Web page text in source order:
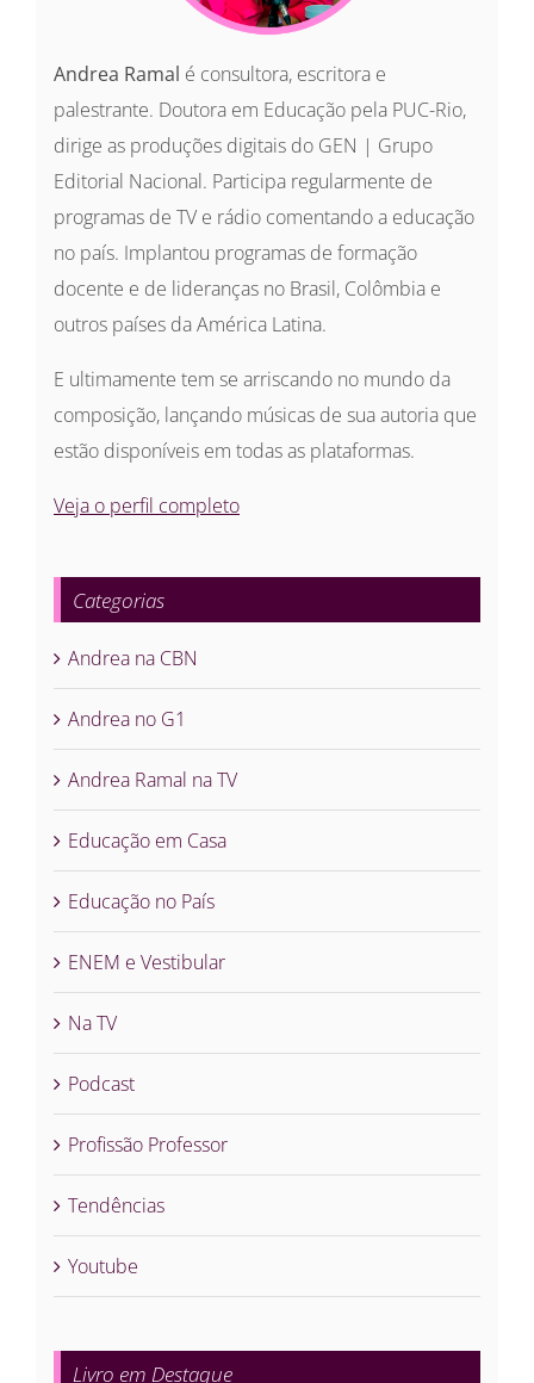
Andrea Ramal é consultora, escritora e
palestrante. Doutora em Educação pela PUC-Rio,
dirige as produções digitais do GEN | Grupo
Editorial Nacional. Participa regularmente de
programas de TV e rádio comentando a educação
no país. Implantou programas de formação
docente e de lideranças no Brasil, Colômbia e
outros países da América Latina.
E ultimamente tem se arriscando no mundo da
composição, lançando músicas de sua autoria que
estão disponíveis em todas as plataformas.
Veja o perfil completo
Categorias
Andrea na CBN
Andrea no G1
Andrea Ramal na TV
Educação em Casa
Educação no País
ENEM e Vestibular
Na TV
Podcast
Profissão Professor
Tendências
Youtube
Livro em Destaque